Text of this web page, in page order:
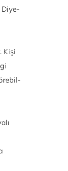
Diye-
Kişi